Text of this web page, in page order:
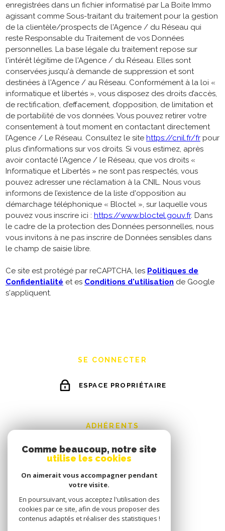
enregistrées dans un fichier informatisé par La Boite Immo
agissant comme Sous-traitant du traitement pour la gestion
de la clientèle/prospects de l'Agence / du Réseau qui
reste Responsable du Traitement de vos Données
personnelles. La base légale du traitement repose sur
l'intérêt légitime de l'Agence / du Réseau. Elles sont
conservées jusqu'à demande de suppression et sont
destinées à l'Agence / au Réseau. Conformément à la loi «
informatique et libertés », vous disposez des droits d’accès,
de rectification, d’effacement, d’opposition, de limitation et
de portabilité de vos données. Vous pouvez retirer votre
consentement à tout moment en contactant directement
l’Agence / Le Réseau. Consultez le site https://cnil.fr/fr pour
plus d’informations sur vos droits. Si vous estimez, après
avoir contacté l'Agence / le Réseau, que vos droits «
Informatique et Libertés » ne sont pas respectés, vous
pouvez adresser une réclamation à la CNIL. Nous vous
informons de l’existence de la liste d'opposition au
démarchage téléphonique « Bloctel », sur laquelle vous
pouvez vous inscrire ici : https://www.bloctel.gouv.fr. Dans
le cadre de la protection des Données personnelles, nous
vous invitons à ne pas inscrire de Données sensibles dans
le champ de saisie libre.
Ce site est protégé par reCAPTCHA, les Politiques de
Confidentialité et es Conditions d'utilisation de Google
s'appliquent.
SE CONNECTER
ESPACE PROPRIÉTAIRE
ADHÉRENTS
Comme beaucoup, notre site
utilise les cookies
On aimerait vous accompagner pendant
votre visite.
En poursuivant, vous acceptez l'utilisation des
cookies par ce site, afin de vous proposer des
contenus adaptés et réaliser des statistiques !